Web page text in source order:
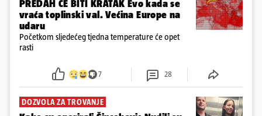
PREDAH ĆE BITI KRATAK Evo kada se
vraća toplinski val. Većina Europe na
udaru
Početkom sljedećeg tjedna temperature će opet
rasti
7 28
DOZVOLA ZA TROVANJE